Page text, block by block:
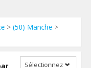
> (50) Manche >
Sélectionnez